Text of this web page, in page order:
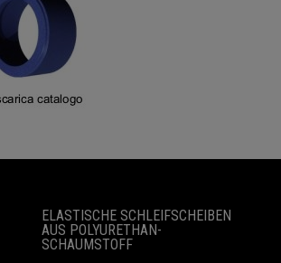
ELASTISCHE SCHLEIFSCHEIBEN
AUS POLYURETHAN-
SCHAUMSTOFF